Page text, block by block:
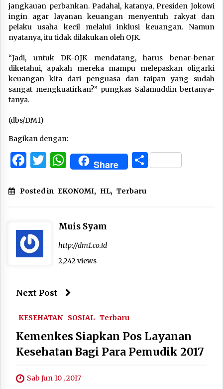
jangkauan perbankan. Padahal, katanya, Presiden Jokowi
ingin agar layanan keuangan menyentuh rakyat dan
pelaku usaha kecil melalui inklusi keuangan. Namun
nyatanya, itu tidak dilakukan oleh OJK.
“Jadi, untuk DK-OJK mendatang, harus benar-benar
diketahui, apakah mereka mampu melepaskan oligarki
keuangan kita dari penguasa dan taipan yang sudah
sangat mengkuatirkan?” pungkas Salamuddin bertanya-
tanya.
(dbs/DM1)
Bagikan dengan:
Facebook
Twitter
WhatsApp
Share Share
Posted in EKONOMI, HL, Terbaru
Muis Syam
http://dm1.co.id
2,242 views
Next Post
KESEHATAN SOSIAL Terbaru
Kemenkes Siapkan Pos Layanan
Kesehatan Bagi Para Pemudik 2017
Sab Jun 10 , 2017